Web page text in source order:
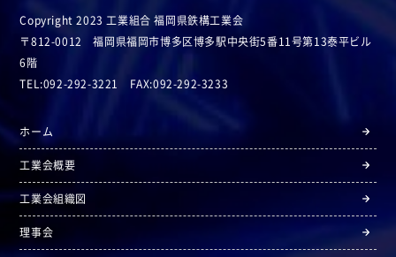
Copyright 2023 工業組合 福岡県鉄構工業会
〒812-0012 福岡県福岡市博多区博多駅中央街5番11号第13泰平ビル
6階
TEL:092-292-3221 FAX:092-292-3233
ホーム
工業会概要
工業会組織図
理事会